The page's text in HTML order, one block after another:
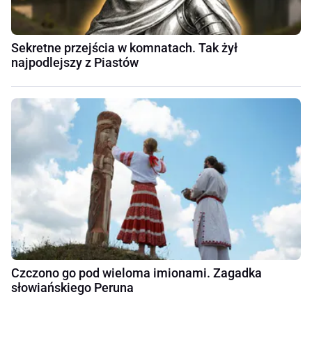
Sekretne przejścia w komnatach. Tak żył
najpodlejszy z Piastów
Czczono go pod wieloma imionami. Zagadka
słowiańskiego Peruna